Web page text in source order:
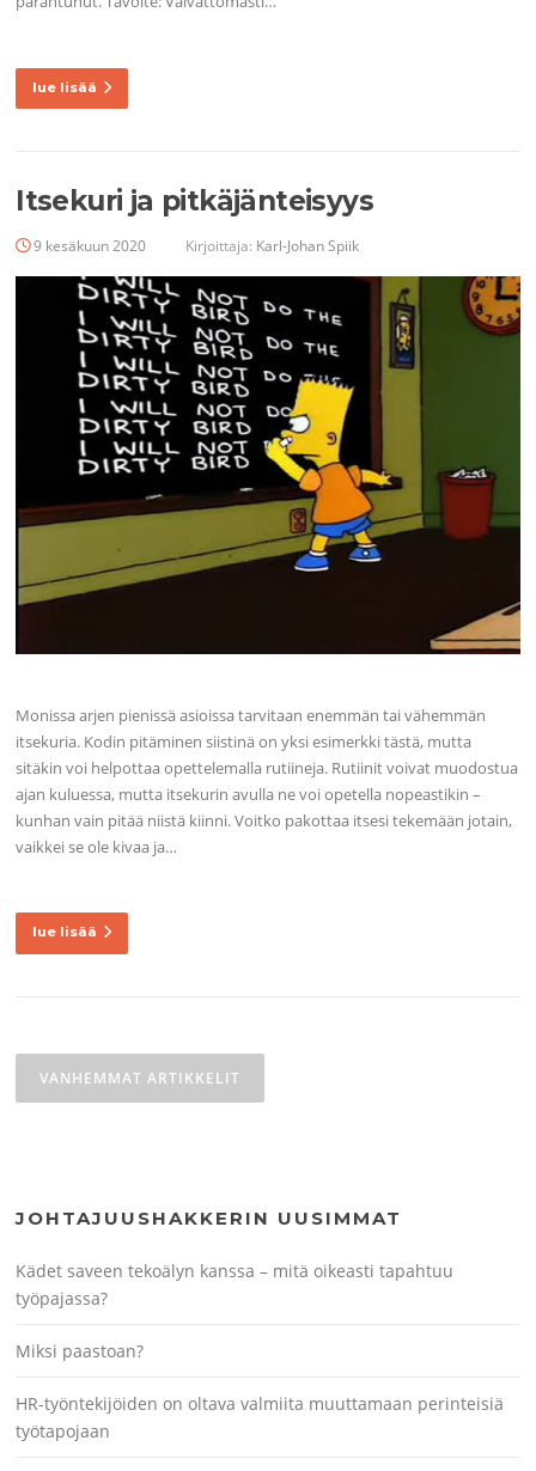
lue lisää
Itsekuri ja pitkäjänteisyys
9 kesäkuun 2020 Kirjoittaja: Karl-Johan Spiik
Monissa arjen pienissä asioissa tarvitaan enemmän tai vähemmän
itsekuria. Kodin pitäminen siistinä on yksi esimerkki tästä, mutta
sitäkin voi helpottaa opettelemalla rutiineja. Rutiinit voivat muodostua
ajan kuluessa, mutta itsekurin avulla ne voi opetella nopeastikin –
kunhan vain pitää niistä kiinni. Voitko pakottaa itsesi tekemään jotain,
vaikkei se ole kivaa ja…
lue lisää
selaus
VANHEMMAT ARTIKKELIT
JOHTAJUUSHAKKERIN UUSIMMAT
Kädet saveen tekoälyn kanssa – mitä oikeasti tapahtuu
työpajassa?
Miksi paastoan?
HR-työntekijöiden on oltava valmiita muuttamaan perinteisiä
työtapojaan